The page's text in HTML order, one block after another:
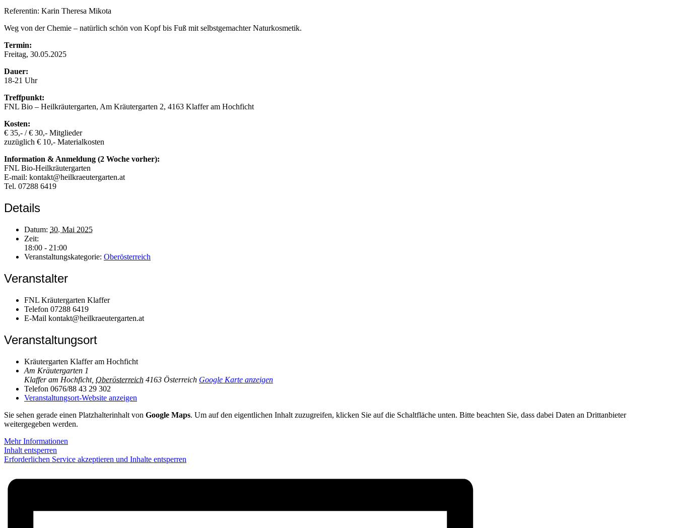
Referentin: Karin Theresa Mikota
Weg von der Chemie – natürlich schön von Kopf bis Fuß mit selbstgemachter Naturkosmetik.
Termin:
Freitag, 30.05.2025
Dauer:
18-21 Uhr
Treffpunkt:
FNL Bio – Heilkräutergarten, Am Kräutergarten 2, 4163 Klaffer am Hochficht
Kosten:
€ 35,- / € 30,- Mitglieder
zuzüglich € 10,- Materialkosten
Information & Anmeldung (2 Woche vorher):
FNL Bio-Heilkräutergarten
E-mail: kontakt@heilkraeutergarten.at
Tel. 07288 6419
Details
Datum: 30. Mai 2025
Zeit:
18:00 - 21:00
Veranstaltungskategorie: Oberösterreich
Veranstalter
FNL Kräutergarten Klaffer
Telefon 07288 6419
E-Mail kontakt@heilkraeutergarten.at
Veranstaltungsort
Kräutergarten Klaffer am Hochficht
Am Kräutergarten 1
Klaffer am Hochficht, Oberösterreich 4163 Österreich Google Karte anzeigen
Telefon 0676/88 43 29 302
Veranstaltungsort-Website anzeigen
Sie sehen gerade einen Platzhalterinhalt von Google Maps. Um auf den eigentlichen Inhalt zuzugreifen, klicken Sie auf die Schaltfläche unten. Bitte beachten Sie, dass dabei Daten an Drittanbieter
weitergegeben werden.
Mehr Informationen
Inhalt entsperren
Erforderlichen Service akzeptieren und Inhalte entsperren